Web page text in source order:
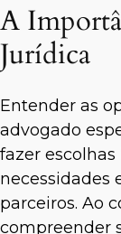
A
Jurídica
Entender as
advogado
fazer
necessidades
parceiros. Ao
compreender